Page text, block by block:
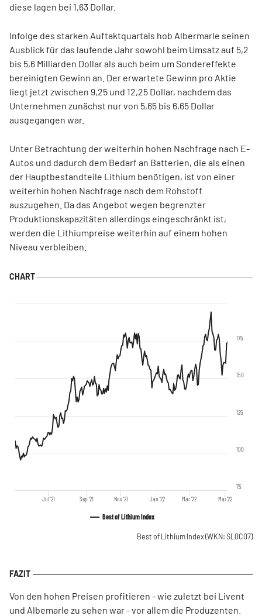
diese lagen bei 1,63 Dollar.
Infolge des starken Auftaktquartals hob Albermarle seinen
Ausblick für das laufende Jahr sowohl beim Umsatz auf 5,2
bis 5,6 Milliarden Dollar als auch beim um Sondereffekte
bereinigten Gewinn an. Der erwartete Gewinn pro Aktie
liegt jetzt zwischen 9,25 und 12,25 Dollar, nachdem das
Unternehmen zunächst nur von 5,65 bis 6,65 Dollar
ausgegangen war.
Unter Betrachtung der weiterhin hohen Nachfrage nach E-
Autos und dadurch dem Bedarf an Batterien, die als einen
der Hauptbestandteile Lithium benötigen, ist von einer
weiterhin hohen Nachfrage nach dem Rohstoff
auszugehen. Da das Angebot wegen begrenzter
Produktionskapazitäten allerdings eingeschränkt ist,
werden die Lithiumpreise weiterhin auf einem hohen
Niveau verbleiben.
Best of Lithium Index
Jul '21 Sep '21 Nov '21 Jan '22 Mär '22 Mai '22
75
100
125
150
175
Best of Lithium Index(WKN: SL0C07)
Von den hohen Preisen profitieren - wie zuletzt bei Livent
und Albemarle zu sehen war - vor allem die Produzenten.